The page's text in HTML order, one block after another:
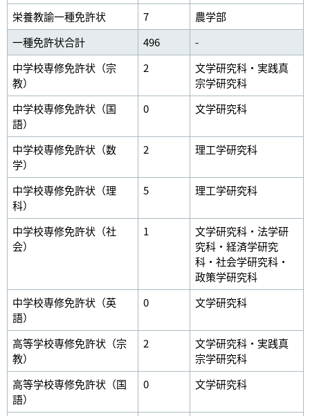
栄養教諭一種免許状 7
農学部
一種免許状合計
496
-
中学校専修免許状（宗
教）
2
文学研究科・実践真
宗学研究科
中学校専修免許状（国
語）
0 文学研究科
中学校専修免許状（数
学）
2 理工学研究科
中学校専修免許状（理
科）
5 理工学研究科
中学校専修免許状（社
会）
1
文学研究科・法学研
究科・経済学研究
科・社会学研究科・
政策学研究科
中学校専修免許状（英
語）
0 文学研究科
高等学校専修免許状（宗
教）
2
文学研究科・実践真
宗学研究科
高等学校専修免許状（国
語）
0 文学研究科